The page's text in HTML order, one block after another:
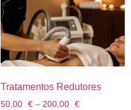
Tratamentos Redutores
50,00 € – 200,00 €